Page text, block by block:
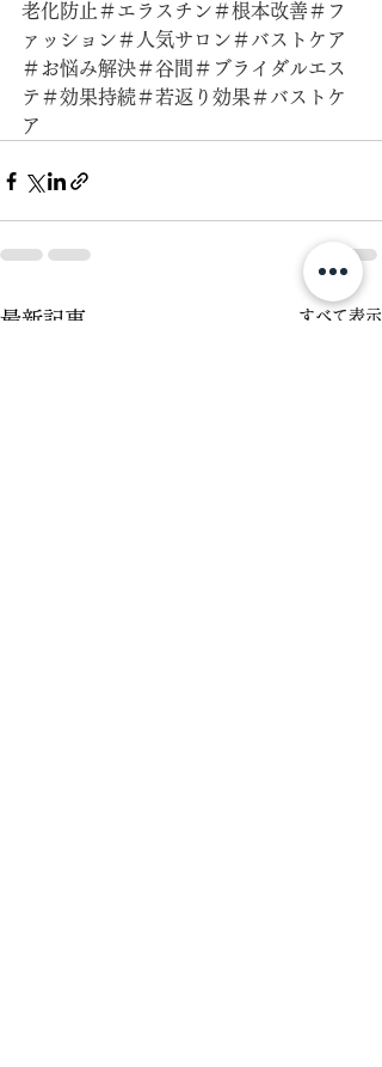
老化防止＃エラスチン＃根本改善＃フ
ァッション＃人気サロン＃バストケア
＃お悩み解決＃谷間＃ブライダルエス
テ＃効果持続＃若返り効果＃バストケ
ア
最新記事 すべて表示